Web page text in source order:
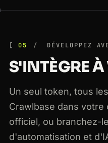
05 DÉVELOPPEZ
S'INTÈGRE
Un seul token, tous
Crawlbase dans votre
officiel, ou branchez-
d'automatisation et